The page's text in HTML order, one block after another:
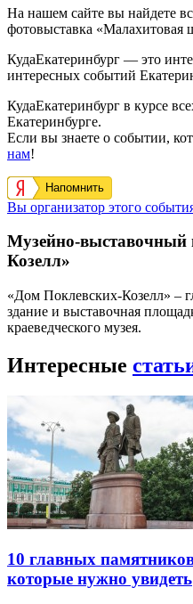
На нашем сайте вы найдете
фотовыставка «Малахитовая
КудаЕкатеринбург — это
интересных событий
КудаЕкатеринбург в курсе
Екатеринбурге.
Если вы знаете о событии,
нам!
Напомнить
Вы организатор этого
Музейно-выставочный
Козелл»
«Дом Поклевских-Козелл» –
здание и выставочная
краеведческого музея.
Интересные
10 главных
которые нужно увидеть